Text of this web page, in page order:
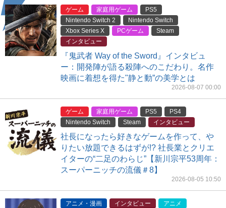
ゲーム 家庭用ゲーム
PS5
Nintendo Switch 2
Nintendo Switch
Xbox Series X
PCゲーム
Steam
インタビュー
『鬼武者 Way of the Sword』インタビュ
ー：開発陣が語る殺陣へのこだわり。名作
映画に着想を得た"静と動”の美学とは
2026-08-07 00:00
ゲーム 家庭用ゲーム PS5
PS4
Nintendo Switch
Steam インタビュー
社長になったら好きなゲームを作って、や
りたい放題できるはずが!? 社長業とクリエ
イターの“二足のわらじ”【新川宗平53周年：
スーパーニッチの流儀＃8】
2026-08-05 10:50
アニメ・漫画 インタビュー アニメ